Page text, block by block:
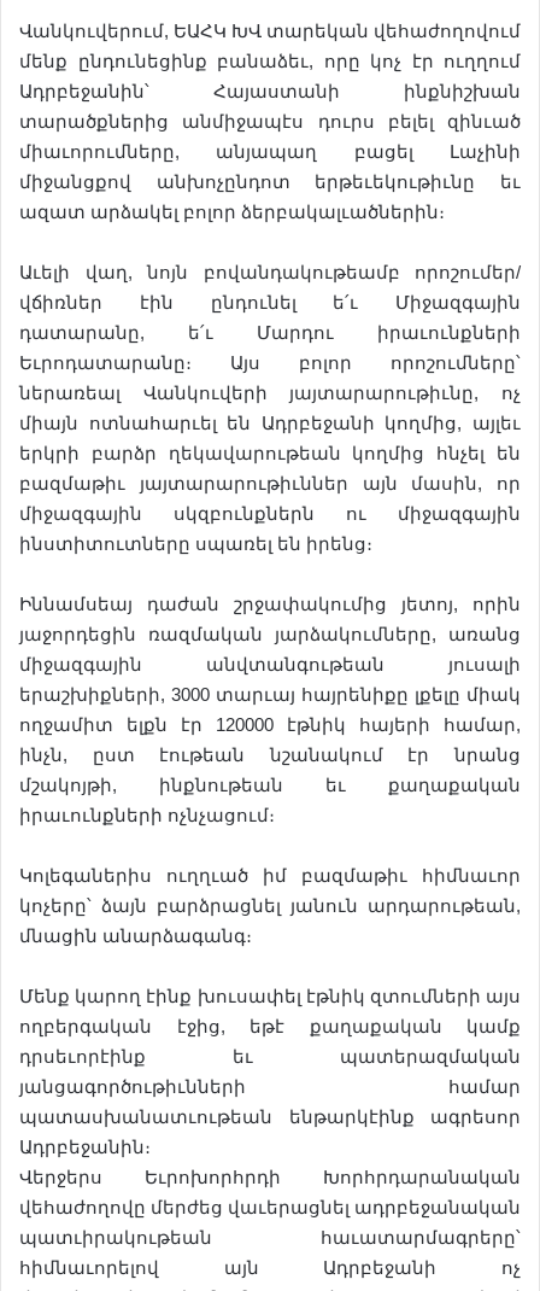
Վանկուվերում, ԵԱՀԿ ԽՎ տարեկան վեհաժողովում
մենք ընդունեցինք բանաձեւ, որը կոչ էր ուղղում
Ադրբեջանին՝ Հայաստանի ինքնիշխան
տարածքներից անմիջապէս դուրս բելել զինւած
միաւորումները, անյապաղ բացել Լաչինի
միջանցքով անխոչընդոտ երթեւեկութիւնը եւ
ազատ արձակել բոլոր ձերբակալւածներին։
Աւելի վաղ, նոյն բովանդակութեամբ որոշումեր/
վճիռներ էին ընդունել ե՛ւ Միջազգային
դատարանը, ե՛ւ Մարդու իրաւունքների
Եւրոդատարանը։ Այս բոլոր որոշումները՝
ներառեալ Վանկուվերի յայտարարութիւնը, ոչ
միայն ոտնահարւել են Ադրբեջանի կողմից, այլեւ
երկրի բարձր ղեկավարութեան կողմից հնչել են
բազմաթիւ յայտարարութիւններ այն մասին, որ
միջազգային սկզբունքներն ու միջազգային
ինստիտուտները սպառել են իրենց։
Իննամսեայ դաժան շրջափակումից յետոյ, որին
յաջորդեցին ռազմական յարձակումները, առանց
միջազգային անվտանգութեան յուսալի
երաշխիքների, 3000 տարւայ հայրենիքը լքելը միակ
ողջամիտ ելքն էր 120000 էթնիկ հայերի համար,
ինչն, ըստ էութեան նշանակում էր նրանց
մշակոյթի, ինքնութեան եւ քաղաքական
իրաւունքների ոչնչացում։
Կոլեգաներիս ուղղւած իմ բազմաթիւ հիմնաւոր
կոչերը՝ ձայն բարձրացնել յանուն արդարութեան,
մնացին անարձագանգ։
Մենք կարող էինք խուսափել էթնիկ զտումների այս
ողբերգական էջից, եթէ քաղաքական կամք
դրսեւորէինք եւ պատերազմական
յանցագործութիւնների համար
պատասխանատւութեան ենթարկէինք ագրեսոր
Ադրբեջանին։
Վերջերս Եւրոխորհրդի Խորհրդարանական
վեհաժողովը մերժեց վաւերացնել ադրբեջանական
պատւիրակութեան հաւատարմագրերը՝
հիմնաւորելով այն Ադրբեջանի ոչ